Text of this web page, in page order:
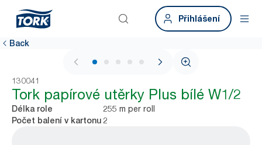
Přihlášení
Back
1 / 5
130041
Tork papírové utěrky Plus bílé W1/2
Délka role 255 m per roll
Počet balení v kartonu 2